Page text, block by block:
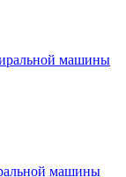
машины
машины